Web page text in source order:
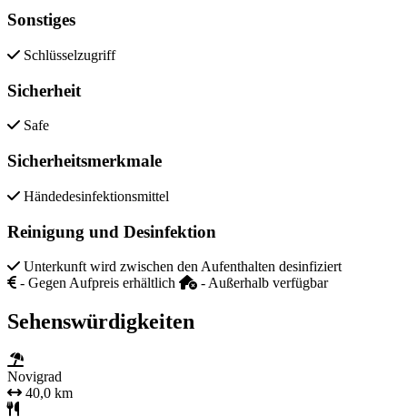
Sonstiges
Schlüsselzugriff
Sicherheit
Safe
Sicherheitsmerkmale
Händedesinfektionsmittel
Reinigung und Desinfektion
Unterkunft wird zwischen den Aufenthalten desinfiziert
- Gegen Aufpreis erhältlich
- Außerhalb verfügbar
Sehenswürdigkeiten
Novigrad
40,0 km